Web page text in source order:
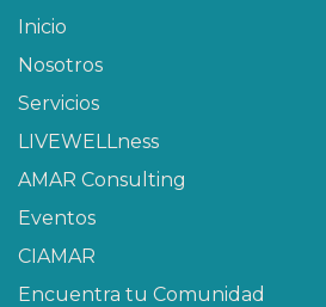
Inicio
Nosotros
Servicios
LIVEWELLness
AMAR Consulting
Eventos
CIAMAR​
Encuentra tu Comunidad